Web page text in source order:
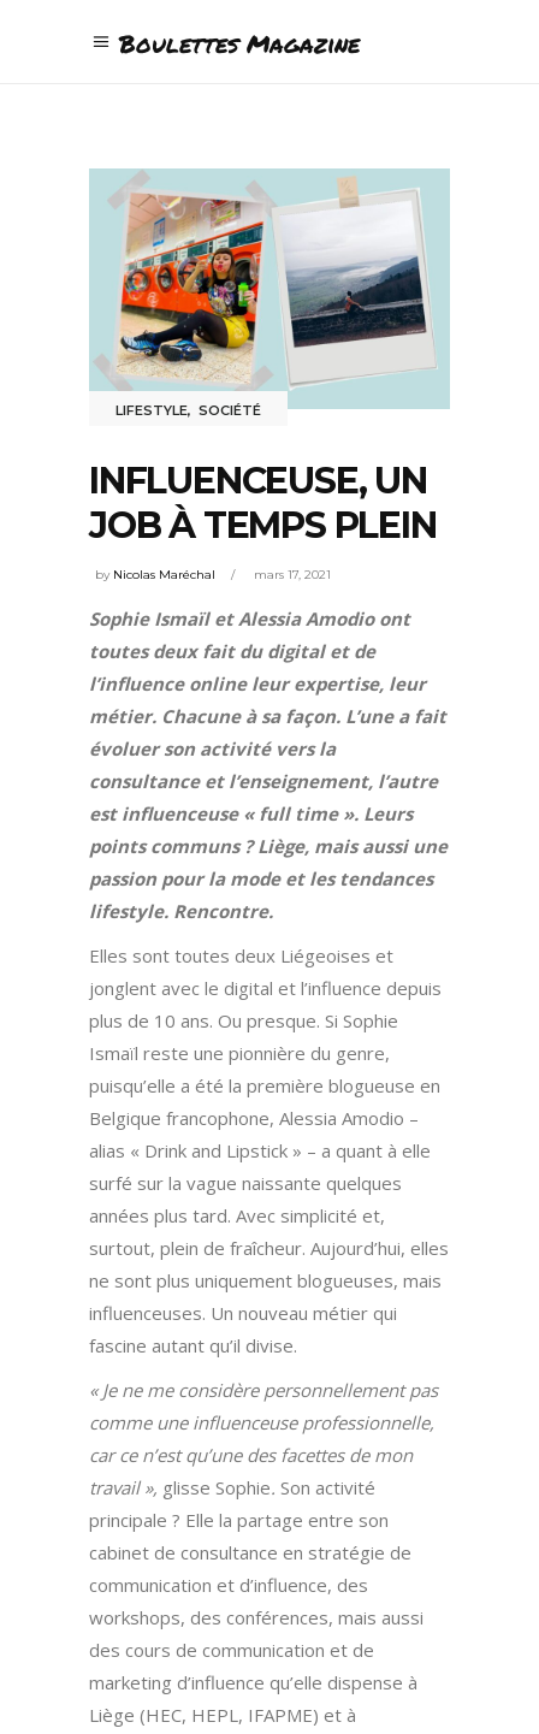
Boulettes Magazine
LIFESTYLE,SOCIÉTÉ
INFLUENCEUSE, UN
JOB À TEMPS PLEIN
by Nicolas Maréchal mars 17, 2021
Sophie Ismaïl et Alessia Amodio ont
toutes deux fait du digital et de
l’influence online leur expertise, leur
métier. Chacune à sa façon. L’une a fait
évoluer son activité vers la
consultance et l’enseignement, l’autre
est influenceuse « full time ». Leurs
points communs ? Liège, mais aussi une
passion pour la mode et les tendances
lifestyle. Rencontre.
Elles sont toutes deux Liégeoises et
jonglent avec le digital et l’influence depuis
plus de 10 ans. Ou presque. Si Sophie
Ismaïl reste une pionnière du genre,
puisqu’elle a été la première blogueuse en
Belgique francophone, Alessia Amodio –
alias « Drink and Lipstick » – a quant à elle
surfé sur la vague naissante quelques
années plus tard. Avec simplicité et,
surtout, plein de fraîcheur. Aujourd’hui, elles
ne sont plus uniquement blogueuses, mais
influenceuses. Un nouveau métier qui
fascine autant qu’il divise.
« Je ne me considère personnellement pas
comme une influenceuse professionnelle,
car ce n’est qu’une des facettes de mon
travail », glisse Sophie. Son activité
principale ? Elle la partage entre son
cabinet de consultance en stratégie de
communication et d’influence, des
workshops, des conférences, mais aussi
des cours de communication et de
marketing d’influence qu’elle dispense à
Liège (HEC, HEPL, IFAPME) et à